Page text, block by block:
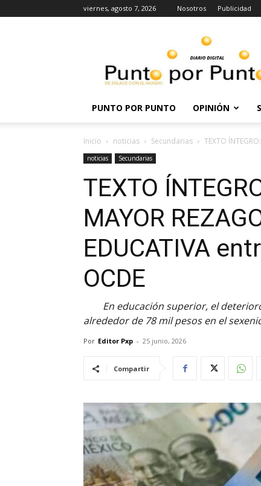
viernes, agosto 7, 2026 Nosotros Publicidad
Punto
PUNTO POR PUNTO OPINIÓN
Inicio noticias Secundarias TEXTO
noticias Secundarias
TEXTO
MAYOR
EDUCATIVA
OCDE
En educación superior, el
alrededor de 78 mil pesos en el
Por Editor Pxp - 25 junio, 2026
Compartir